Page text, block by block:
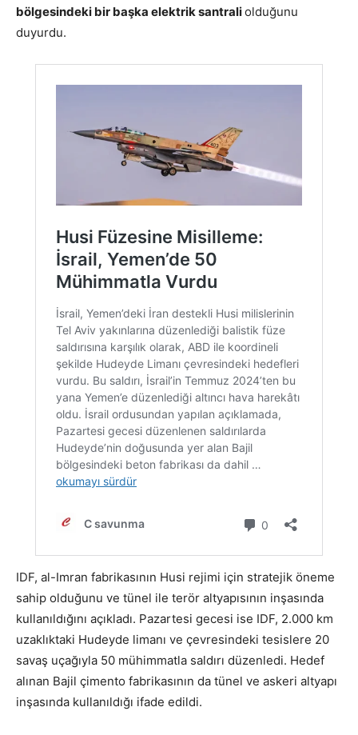
bölgesindeki bir başka elektrik santraliolduğunu
duyurdu.
IDF, al-Imran fabrikasının Husi rejimi için stratejik öneme
sahip olduğunu ve tünel ile terör altyapısının inşasında
kullanıldığını açıkladı. Pazartesi gecesi ise IDF, 2.000 km
uzaklıktaki Hudeyde limanı ve çevresindeki tesislere 20
savaş uçağıyla 50 mühimmatla saldırı düzenledi. Hedef
alınan Bajil çimento fabrikasının da tünel ve askeri altyapı
inşasında kullanıldığı ifade edildi.